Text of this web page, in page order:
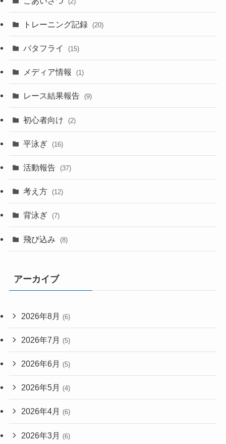
トレーニング記録 (20)
バタフライ (15)
メディア情報 (1)
レース結果報告 (9)
初心者向け (2)
平泳ぎ (16)
活動報告 (37)
考え方 (12)
背泳ぎ (7)
飛び込み (8)
アーカイブ
2026年8月 (6)
2026年7月 (5)
2026年6月 (5)
2026年5月 (4)
2026年4月 (6)
2026年3月 (6)